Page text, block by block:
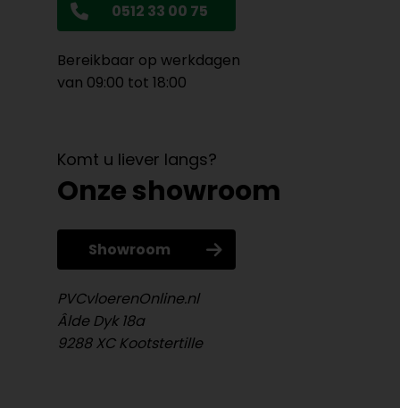
0512 33 00 75
Bereikbaar op werkdagen
van 09:00 tot 18:00
Komt u liever langs?
Onze showroom
Showroom
PVCvloerenOnline.nl
Âlde Dyk 18a
9288 XC Kootstertille